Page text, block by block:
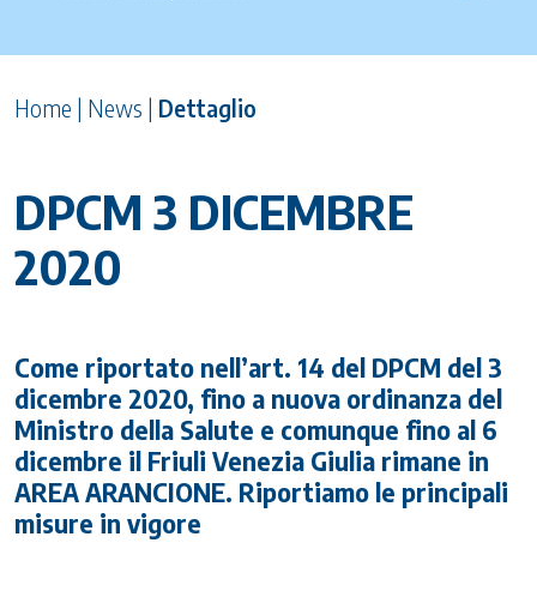
Home | News | Dettaglio
DPCM 3 DICEMBRE
2020
Come riportato nell’art. 14 del DPCM del 3
dicembre 2020, fino a nuova ordinanza del
Ministro della Salute e comunque fino al 6
dicembre il Friuli Venezia Giulia rimane in
AREA ARANCIONE. Riportiamo le principali
misure in vigore